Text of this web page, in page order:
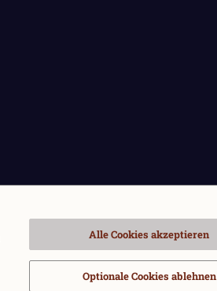
Alle Cookies akzeptieren
Optionale Cookies ablehnen